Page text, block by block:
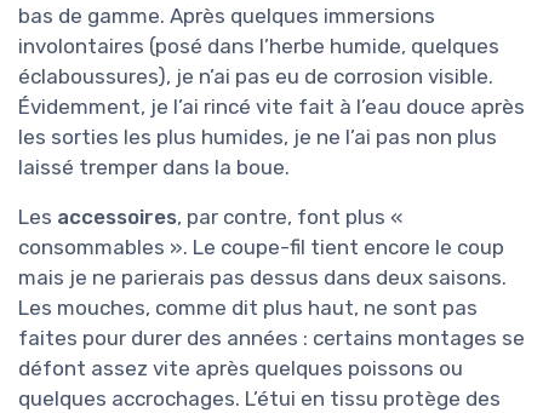
bas de gamme. Après quelques immersions
involontaires (posé dans l’herbe humide, quelques
éclaboussures), je n’ai pas eu de corrosion visible.
Évidemment, je l’ai rincé vite fait à l’eau douce après
les sorties les plus humides, je ne l’ai pas non plus
laissé tremper dans la boue.
Les accessoires, par contre, font plus «
consommables ». Le coupe-fil tient encore le coup
mais je ne parierais pas dessus dans deux saisons.
Les mouches, comme dit plus haut, ne sont pas
faites pour durer des années : certains montages se
défont assez vite après quelques poissons ou
quelques accrochages. L’étui en tissu protège des